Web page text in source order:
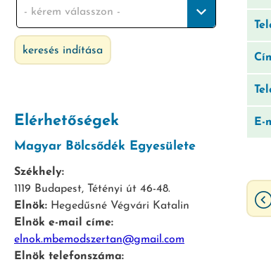
- kérem válasszon -
keresés indítása
Elérhetőségek
Magyar Bölcsődék Egyesülete
Székhely:
1119 Budapest, Tétényi út 46-48.
Elnök: Hegedűsné Végvári Katalin
Elnök e-mail címe:
elnok.mbemodszertan@gmail.com
Elnök telefonszáma:
E-